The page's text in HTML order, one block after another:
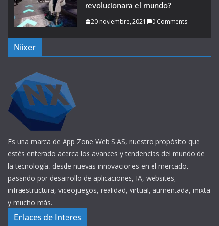
revolucionara el mundo?
20 noviembre, 2021 0 Comments
Niixer
Es una marca de App Zone Web S.AS, nuestro propósito que
estés enterado acerca los avances y tendencias del mundo de
la tecnología, desde nuevas innovaciones en el mercado,
pasando por desarrollo de aplicaciones, IA, websites,
infraestructura, videojuegos, realidad, virtual, aumentada, mixta
y mucho más.
Enlaces de Interes